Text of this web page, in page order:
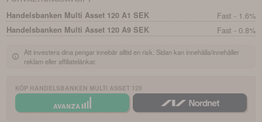
Handelsbanken Multi Asset 120 A1 SEK
Fast - 1.6%
Handelsbanken Multi Asset 120 A9 SEK Fast - 0.8%
Att investera dina pengar innebär alltid en risk. Sidan kan innehålla/innehåller
reklam eller affiliatelänkar.
KÖP HANDELSBANKEN MULTI ASSET 120